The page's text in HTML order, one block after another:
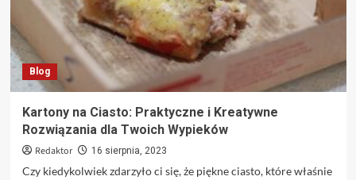
Blog
Kartony na Ciasto: Praktyczne i Kreatywne
Rozwiązania dla Twoich Wypieków
Redaktor 16 sierpnia, 2023
Czy kiedykolwiek zdarzyło ci się, że piękne ciasto, które właśnie